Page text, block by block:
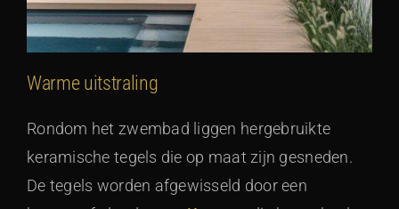
Warme uitstraling
Rondom het zwembad liggen hergebruikte
keramische tegels die op maat zijn gesneden.
De tegels worden afgewisseld door een